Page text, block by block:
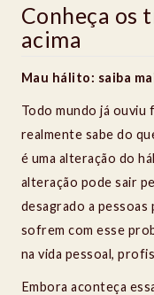
Conheça os
acima
Mau hálito: saiba
Todo mundo já ouviu
realmente sabe do
é uma alteração do
alteração pode sair
desagrado a pessoas
sofrem com esse
na vida pessoal,
Embora aconteça